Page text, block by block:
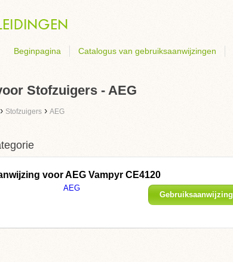
Beginpagina Catalogus van gebruiksaanwijzingen
Stofzuigers - AEG
› Stofzuigers › AEG
voorAEG Vampyr CE4120
AEG
Gebruiksaanwijzing